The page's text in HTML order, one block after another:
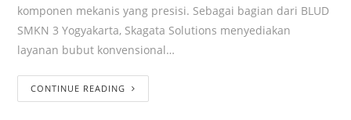
komponen mekanis yang presisi. Sebagai bagian dari BLUD
SMKN 3 Yogyakarta, Skagata Solutions menyediakan
layanan bubut konvensional…
CONTINUE READING